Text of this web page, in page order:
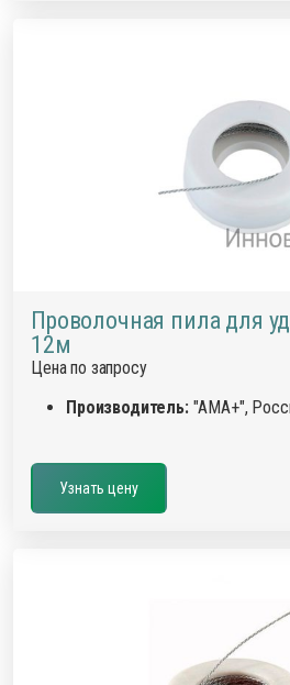
Проволочная пила для
12м
Цена по запросу
Производитель:"АМА+",
Узнать цену